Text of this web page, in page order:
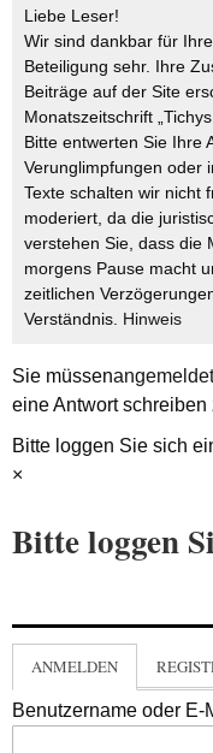
Liebe Leser!
Wir sind dankbar für
Beteiligung sehr. Ihre
Beiträge auf der Site
Monatszeitschrift
Bitte entwerten Sie Ihre
Verunglimpfungen oder
Texte schalten wir nicht
moderiert, da die
verstehen Sie, dass die
morgens Pause macht
zeitlichen
Verständnis. Hinweis
Sie müssenangemeldet
eine Antwort schreiben
Bitte loggen Sie sich
×
Bitte loggen
ANMELDEN
Benutzername oder E-